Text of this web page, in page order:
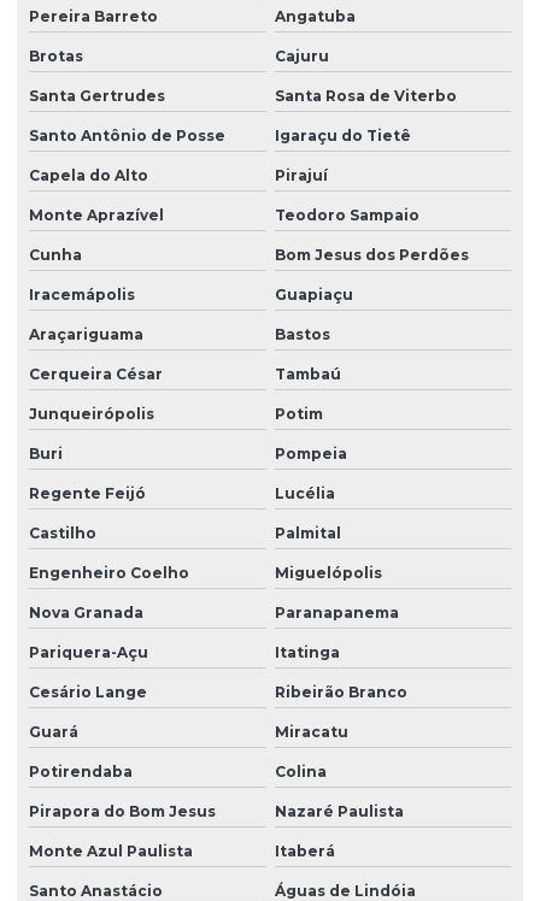
Serviço de limpeza terceirizado preço
Serviço de limpeza de vidros
Serviço de limpeza zeladoria
Serviço de portaria virtual
Serviço de portaria e zeladoria
Serviço de terceirização de limpeza
Serviço terceirizado de limpeza
Serviço de zelador condomínio
Serviço de zelador terceirizado
Serviços de portaria e limpeza
Serviços de portaria e recepção
Serviços de recepção e portaria
Serviços de terceirização de recepção
Serviços de zeladoria limpeza
Serviços de zeladoria e segurança em condomínios
Sistema de portaria virtual
Soluções em facilities
Terceirização de limpeza
Pereira Barreto Angatuba
Brotas Cajuru
Santa Gertrudes Santa Rosa de Viterbo
Santo Antônio de Posse Igaraçu do Tietê
Capela do Alto Pirajuí
Monte Aprazível Teodoro Sampaio
Cunha Bom Jesus dos Perdões
Iracemápolis Guapiaçu
Araçariguama Bastos
Cerqueira César Tambaú
Junqueirópolis Potim
Buri Pompeia
Regente Feijó Lucélia
Castilho Palmital
Engenheiro Coelho Miguelópolis
Nova Granada Paranapanema
Pariquera-Açu Itatinga
Cesário Lange Ribeirão Branco
Guará Miracatu
Potirendaba Colina
Pirapora do Bom Jesus Nazaré Paulista
Monte Azul Paulista Itaberá
Santo Anastácio Águas de Lindóia